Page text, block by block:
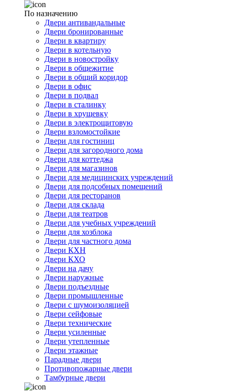
По назначению
Двери антивандальные
Двери бронированные
Двери в квартиру
Двери в котельную
Двери в новостройку
Двери в общежитие
Двери в общий коридор
Двери в офис
Двери в подвал
Двери в сталинку
Двери в хрущевку
Двери в электрощитовую
Двери взломостойкие
Двери для гостиниц
Двери для загородного дома
Двери для коттеджа
Двери для магазинов
Двери для медицинских учреждений
Двери для подсобных помещений
Двери для ресторанов
Двери для склада
Двери для театров
Двери для учебных учреждений
Двери для хозблока
Двери для частного дома
Двери КХН
Двери КХО
Двери на дачу
Двери наружные
Двери подъездные
Двери промышленные
Двери с шумоизоляцией
Двери сейфовые
Двери технические
Двери усиленные
Двери утепленные
Двери этажные
Парадные двери
Противопожарные двери
Тамбурные двери